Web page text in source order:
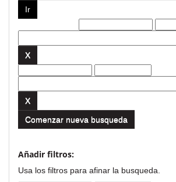
Comenzar nueva busqueda
Añadir filtros:
Usa los filtros para afinar la busqueda.